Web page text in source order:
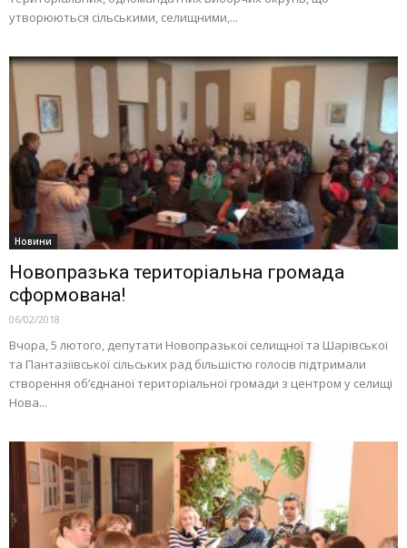
утворюються сільськими, селищними,...
Новини
Новопразька територіальна громада
сформована!
06/02/2018
Вчора, 5 лютого, депутати Новопразької селищної та Шарівської
та Пантазіївської сільських рад більшістю голосів підтримали
створення об’єднаної територіальної громади з центром у селищі
Нова...